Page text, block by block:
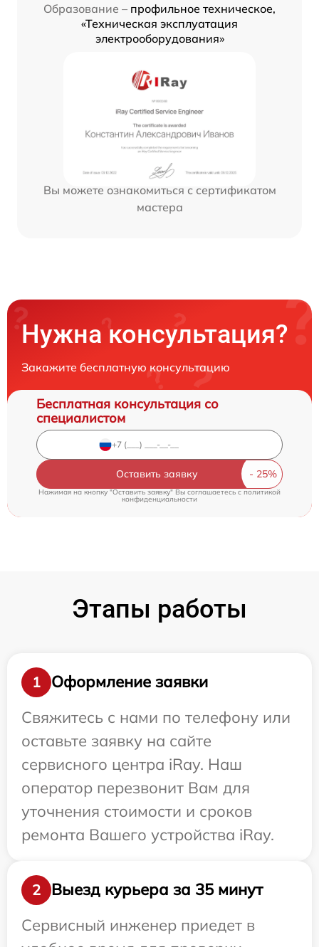
Образование – профильное техническое,
«Техническая эксплуатация
электрооборудования»
Вы можете ознакомиться с сертификатом
мастера
Нужна консультация?
Закажите бесплатную консультацию
Бесплатная консультация со
специалистом
Оставить заявку
Нажимая на кнопку "Оставить заявку" Вы соглашаетесь cполитикой
конфиденциальности
Этапы работы
1
Оформление заявки
Свяжитесь с нами по телефону или
оставьте заявку на сайте
сервисного центра iRay. Наш
оператор перезвонит Вам для
уточнения стоимости и сроков
ремонта Вашего устройства iRay.
2
Выезд курьера за 35 минут
Сервисный инженер приедет в